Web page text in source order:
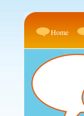
Home